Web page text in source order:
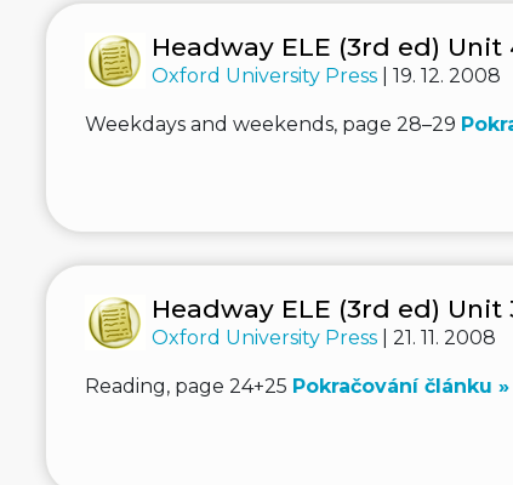
Headway ELE (3rd ed) Unit
Oxford University Press | 19. 12. 2008
Weekdays and weekends, page 28–29
Headway ELE (3rd ed) Unit
Oxford University Press | 21. 11. 2008
Reading, page 24+25 Pokračování článku »